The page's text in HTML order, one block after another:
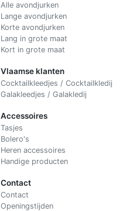
Alle avondjurken
Lange avondjurken
Korte avondjurken
Lang in grote maat
Kort in grote maat
Vlaamse klanten
Cocktailkleedjes / Cocktailkledij
Galakleedjes / Galakledij
Accessoires
Tasjes
Bolero's
Heren accessoires
Handige producten
Contact
Contact
Openingstijden